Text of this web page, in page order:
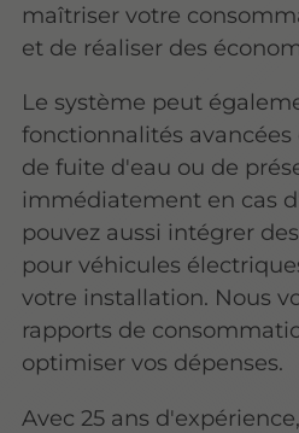
maîtriser votre
et de réaliser des
Le système peut
fonctionnalités
de fuite d'eau ou de
immédiatement en cas
pouvez aussi intégrer des
pour véhicules
votre installation. Nous
rapports de
optimiser vos dépenses.
Avec 25 ans d'expérience,